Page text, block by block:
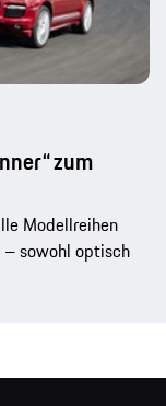
zum
Modellreihen
sowohl optisch